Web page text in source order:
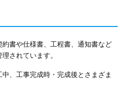
書や仕様書、工程書、通知書など
されています。
、工事完成時・完成後とさまざま